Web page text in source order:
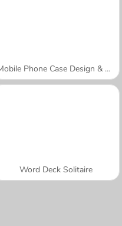
Mobile Phone Case Design & DIY
Word Deck Solitaire